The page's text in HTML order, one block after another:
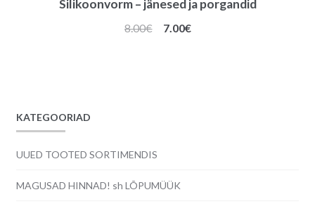
Silikoonvorm – jänesed ja porgandid
8.00€
Algne
7.00€Praegune
KATEGOORIAD
UUED TOOTED SORTIMENDIS
MAGUSAD HINNAD! sh LÕPUMÜÜK